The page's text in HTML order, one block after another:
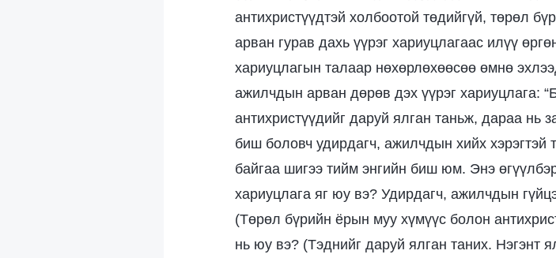
антихристүүдтэй холбоотой төдийгүй, төрөл
арван гурав дахь үүрэг хариуцлагаас илүү
хариуцлагын талаар нөхөрлөхөөсөө өмнө
ажилчдын арван дөрөв дэх үүрэг хариуцлага:
антихристүүдийг даруй ялган таньж, дараа нь
биш боловч удирдагч, ажилчдын хийх
байгаа шигээ тийм энгийн биш юм. Энэ
хариуцлага яг юу вэ? Удирдагч, ажилчдын
(Төрөл бүрийн ёрын муу хүмүүс болон
нь юу вэ? (Тэднийг даруй ялган таних. Нэгэнт